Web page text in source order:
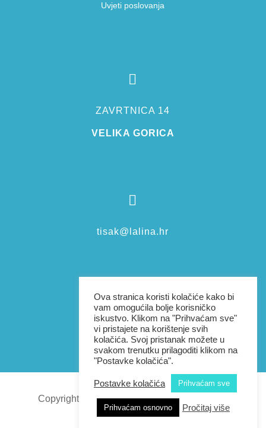
Uvjeti poslovanja

ZAVRTNICA 14
VELIKA GORICA

tisak@lalina.hr

+385976038801
Copyright 2026 | Sva prava pridržana |
dizajn
Ova stranica koristi kolačiće kako bi
vam omogućila bolje korisničko
iskustvo. Klikom na "Prihvaćam sve"
vi pristajete na korištenje svih
kolačića. Svoj pristanak možete u
svakom trenutku prilagoditi klikom na
"Postavke kolačića".
Postavke kolačića Prihvaćam sve
Prihvaćam osnovno Pročitaj više